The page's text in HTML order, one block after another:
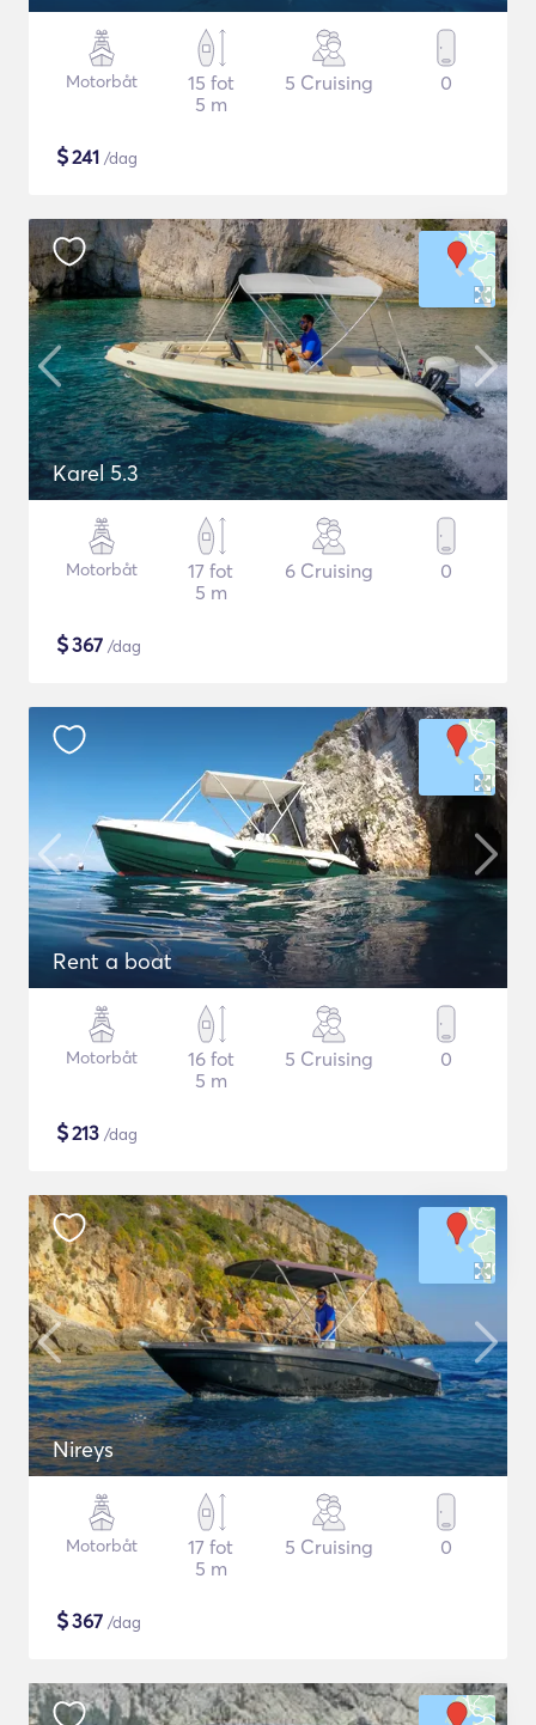
Motorbåt
15 fot
5 m
5 Cruising 0
$241 /dag
Karel 5.3
Motorbåt
17 fot
5 m
6 Cruising 0
$367 /dag
Rent a boat
Motorbåt
16 fot
5 m
5 Cruising 0
$213 /dag
Nireys
Motorbåt
17 fot
5 m
5 Cruising 0
$367 /dag